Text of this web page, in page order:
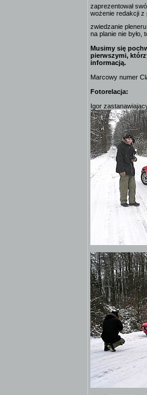
zaprezentował
wożenie redakcji
zwiedzanie
na planie nie było,
Musimy się
pierwszymi,
informacją.
Marcowy numer
Fotorelacja:
Igor